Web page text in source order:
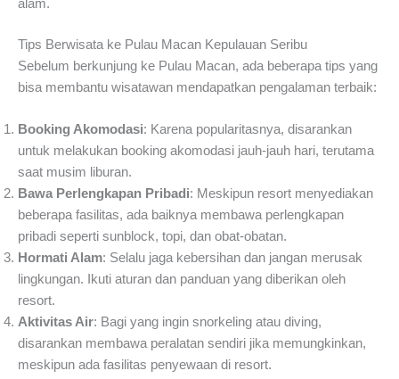
alam.
Tips Berwisata ke Pulau Macan Kepulauan Seribu
Sebelum berkunjung ke Pulau Macan, ada beberapa tips yang
bisa membantu wisatawan mendapatkan pengalaman terbaik:
Booking Akomodasi: Karena popularitasnya, disarankan
untuk melakukan booking akomodasi jauh-jauh hari, terutama
saat musim liburan.
Bawa Perlengkapan Pribadi: Meskipun resort menyediakan
beberapa fasilitas, ada baiknya membawa perlengkapan
pribadi seperti sunblock, topi, dan obat-obatan.
Hormati Alam: Selalu jaga kebersihan dan jangan merusak
lingkungan. Ikuti aturan dan panduan yang diberikan oleh
resort.
Aktivitas Air: Bagi yang ingin snorkeling atau diving,
disarankan membawa peralatan sendiri jika memungkinkan,
meskipun ada fasilitas penyewaan di resort.